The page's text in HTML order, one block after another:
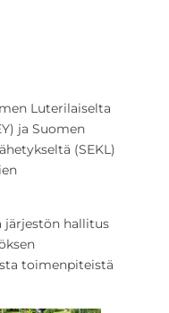
Luterilaiselta
ja Suomen
(SEKL)
järjestön hallitus
toimenpiteistä